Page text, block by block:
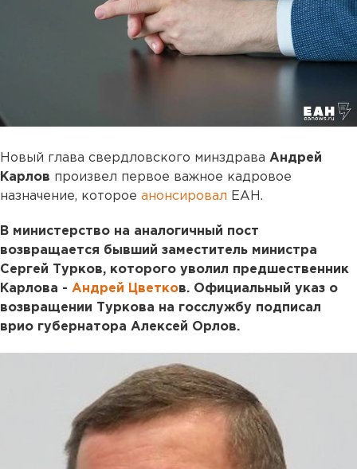
Новый глава свердловского минздрава Андрей
Карлов произвел первое важное кадровое
назначение, которое анонсировал ЕАН.
В министерство на аналогичный пост
возвращается бывший заместитель министра
Сергей Турков, которого уволил предшественник
Карлова - Андрей Цветков. Официальный указ о
возвращении Туркова на госслужбу подписал
врио губернатора Алексей Орлов.